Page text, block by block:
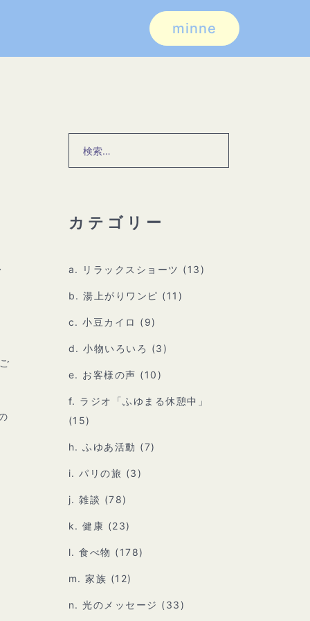
minne
カテゴリー
a. リラックスショーツ (13)
b. 湯上がりワンピ (11)
c. 小豆カイロ (9)
d. 小物いろいろ (3)
e. お客様の声 (10)
f. ラジオ「ふゆまる休憩中」
(15)
h. ふゆあ活動 (7)
i. パリの旅 (3)
j. 雑談 (78)
k. 健康 (23)
l. 食べ物 (178)
m. 家族 (12)
n. 光のメッセージ (33)